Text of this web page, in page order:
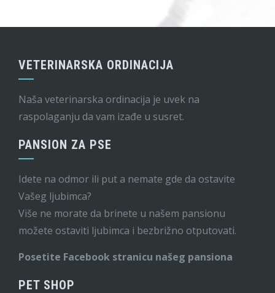
VETERINARSKA ORDINACIJA
Naša veterinarska ordinacija je uvek na
raspolaganju da vam izađe u susret.
PANSION ZA PSE
Idete na odmor ili put a nemate gde da ostavite
Vašeg ljubimca?
Više ne morate da brinete u našem pansionu
možete ostaviti ljubimca i bezbrižno otputovati.
Posetite Facebook stranicu našeg pansiona
PET SHOP